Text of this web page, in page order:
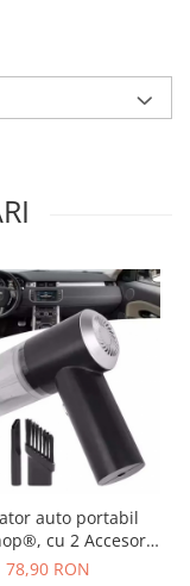
auto portabil
cu 2 Accesorii
perie si duza,
78,90 RON